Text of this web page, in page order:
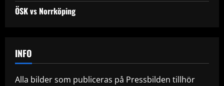
o
ÖSK vs Norrköping
INFO
Alla bilder som publiceras på Pressbilden tillhör